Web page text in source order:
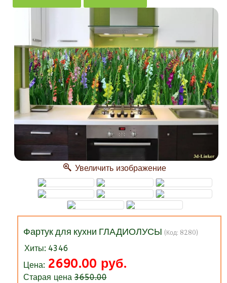
Увеличить изображение
Фартук для кухни ГЛАДИОЛУСЫ (Код: 8280)
Хиты: 4346
Цена: 2690.00 руб.
Старая цена3650.00